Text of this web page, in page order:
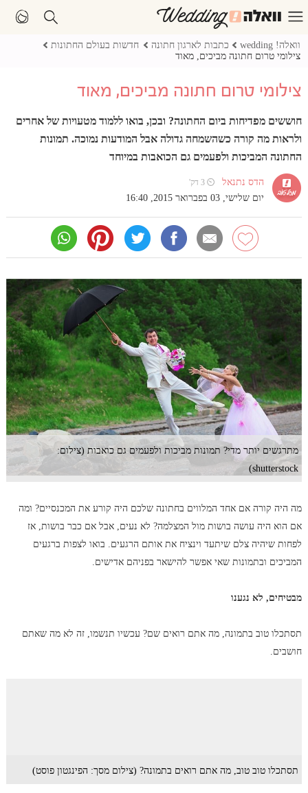
וואלה! wedding כתבות לארגון חתונה
חדשות בעולם החתונות
צילומי טרום חתונה מביכים, מאוד
צילומי טרום חתונה מביכים, מאוד
חוששים מפדיחות ביום החתונה? ובכן, בואו ללמוד מטעויות של אחרים
ולראות מה קורה כשהשמחה גדולה אבל המודעות נמוכה. תמונות
החתונה המביכות ולפעמים גם הכואבות במיוחד
הדס נתנאל ⏲ 3 דק'
יום שלישי, 03 בפברואר 2015, 16:40
מתרגשים יותר מדי? תמונות מביכות ולפעמים גם כואבות (צילום:
shutterstock)
מה היה קורה אם אחד המלווים בחתונה שלכם היה קורע את המכנסיים? ומה
אם הוא היה עושה בושות מול המצלמה? לא נעים, אבל אם כבר בושות, אז
לפחות שיהיה צלם שיתעד וינציח את אותם הרגעים. בואו לצפות ברגעים
המביכים ובתמונות שאי אפשר להישאר בפניהם אדישים.
מבטיחים, לא נגענו
תסתכלו טוב בתמונה, מה אתם רואים שם? עכשיו תנשמו, זה לא מה שאתם
חושבים.
תסתכלו טוב טוב, מה אתם רואים בתמונה? (צילום מסך: הפינגטון פוסט)